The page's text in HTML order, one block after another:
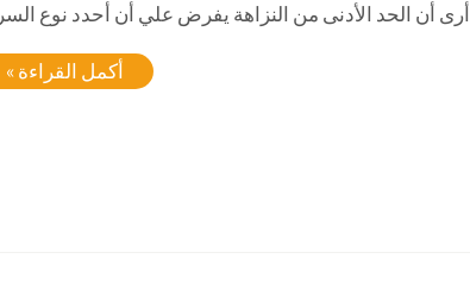
أرى أن الحد الأدنى من النزاهة يفرض علي أن أحدد نوع
أكمل القراءة »